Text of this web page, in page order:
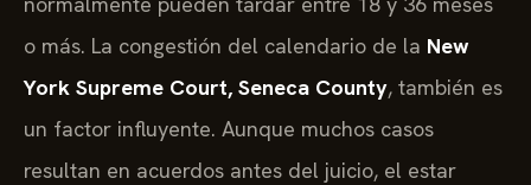
o más. La congestión del calendario de la New
York Supreme Court, Seneca County, también es
un factor influyente. Aunque muchos casos
resultan en acuerdos antes del juicio, el estar